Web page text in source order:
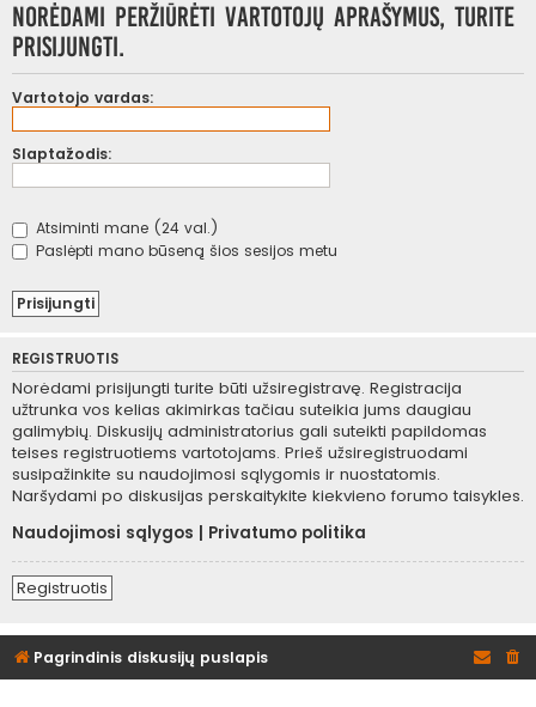
Norėdami peržiūrėti vartotojų aprašymus, turite
prisijungti.
Vartotojo vardas:
Slaptažodis:
Atsiminti mane (24 val.)
Paslėpti mano būseną šios sesijos metu
REGISTRUOTIS
Norėdami prisijungti turite būti užsiregistravę. Registracija
užtrunka vos kelias akimirkas tačiau suteikia jums daugiau
galimybių. Diskusijų administratorius gali suteikti papildomas
teises registruotiems vartotojams. Prieš užsiregistruodami
susipažinkite su naudojimosi sąlygomis ir nuostatomis.
Naršydami po diskusijas perskaitykite kiekvieno forumo taisykles.
Naudojimosi sąlygos
Privatumo politika
Registruotis
Pagrindinis diskusijų puslapis